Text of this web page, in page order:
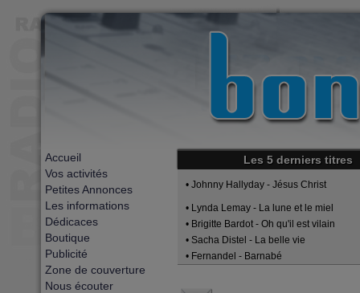
Accueil
Vos activités
Petites Annonces
Les informations
Dédicaces
Boutique
Publicité
Zone de couverture
Nous écouter
Les 5 derniers titres
• Johnny Hallyday - Jésus Christ
• Lynda Lemay - La lune et le miel
• Brigitte Bardot - Oh qu'il est vilain
• Sacha Distel - La belle vie
• Fernandel - Barnabé